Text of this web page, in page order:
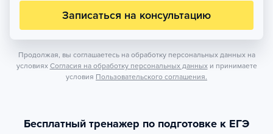
Записаться на консультацию
Продолжая, вы соглашаетесь на обработку персональных данных на
условиях Согласия на обработку персональных данных и принимаете
условия Пользовательского соглашения.
Бесплатный тренажер по подготовке к ЕГЭ